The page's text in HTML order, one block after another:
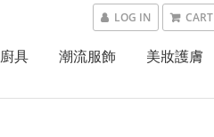
LOG IN CART
廚具 潮流服飾 美妝護膚